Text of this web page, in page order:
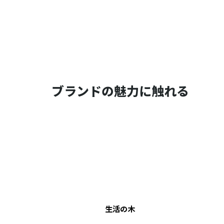
ブランドの魅力に触れる
生活の木